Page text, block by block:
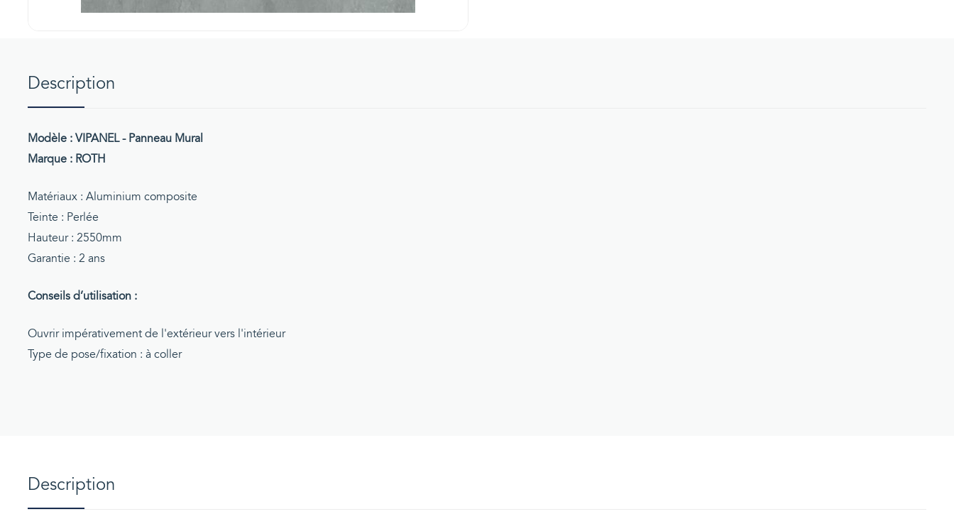
Description
Modèle : VIPANEL - Panneau Mural
Marque : ROTH
Matériaux : Aluminium composite
Teinte : Perlée
Hauteur : 2550mm
Garantie : 2 ans
Conseils d’utilisation :
Ouvrir impérativement de l'extérieur vers l'intérieur
Type de pose/fixation : à coller
Description